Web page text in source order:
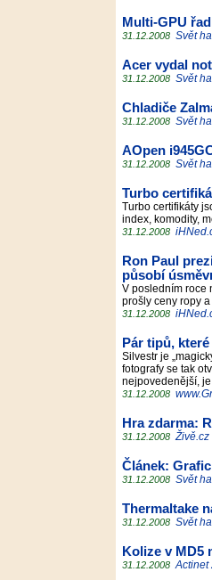
Multi-GPU
31.12.2008 Svět
Acer vydal
31.12.2008 Svět
Chladiče
31.12.2008 Svět
AOpen
31.12.2008 Svět
Turbo
Turbo certifikáty
index, komodity,
31.12.2008
Ron Paul
působí
V posledním roce
prošly ceny ropy
31.12.2008
Pár tipů,
Silvestr je
fotografy se tak
nejpovedenější,
31.12.2008
Hra zdarma:
31.12.2008 Živě.cz
Článek:
31.12.2008 Svět
Thermaltake
31.12.2008 Svět
Kolize v MD5
31.12.2008 Actinet